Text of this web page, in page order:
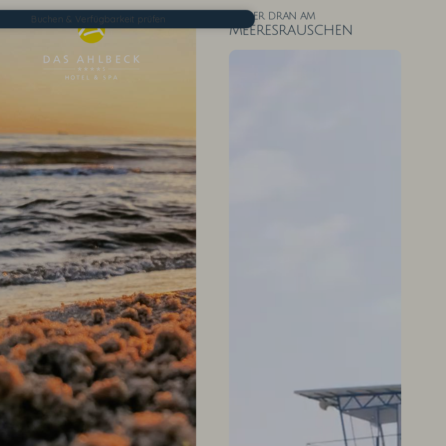
Buchen & Verfügbarkeit prüfen
Suchen
DAS AHLBECK ÜBERSICHTSSEITE
WETTER & WEBCAM
WISSENSWERTES
EVENTS IM HOTEL
TAGEN & FEIERN
Näher dran am
Meeresrauschen